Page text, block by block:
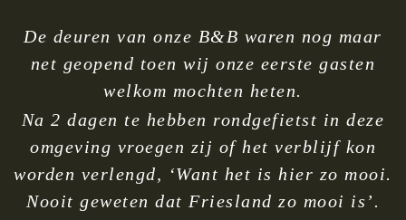
De deuren van onze B&B waren nog maar
net geopend toen wij onze eerste gasten
welkom mochten heten.
Na 2 dagen te hebben rondgefietst in deze
omgeving vroegen zij of het verblijf kon
worden verlengd, ‘Want het is hier zo mooi.
Nooit geweten dat Friesland zo mooi is’.